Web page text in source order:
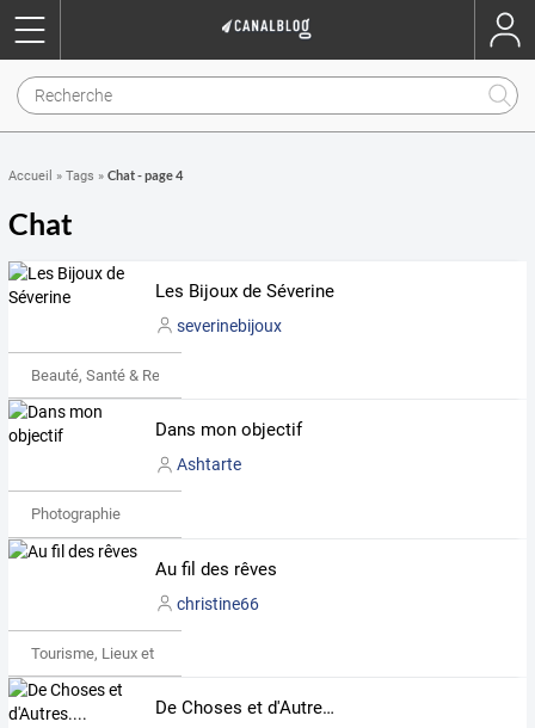
Accueil » Tags » Chat - page 4
Chat
Les Bijoux de Séverine
severinebijoux
Beauté, Santé & Remise en forme
Dans mon objectif
Ashtarte
Photographie
Au fil des rêves
christine66
Tourisme, Lieux et Événements
De Choses et d'Autres....